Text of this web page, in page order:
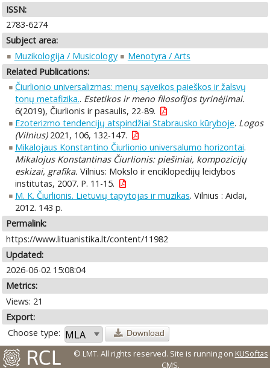
ISSN:
2783-6274
Subject area:
Muzikologija / Musicology
Menotyra / Arts
Related Publications:
Čiurlionio universalizmas: menų sąveikos paieškos ir žalsvų
tonų metafizika.. Estetikos ir meno filosofijos tyrinėjimai.
6(2019), Čiurlionis ir pasaulis, 22-89.
Ezoterizmo tendencijų atspindžiai Stabrausko kūryboje. Logos
(Vilnius)2021, 106, 132-147.
Mikalojaus Konstantino Čiurlionio universalumo horizontai.
Mikalojus Konstantinas Čiurlionis: piešiniai, kompozicijų
eskizai, grafika. Vilnius: Mokslo ir enciklopedijų leidybos
institutas, 2007. P. 11-15.
M. K. Čiurlionis. Lietuvių tapytojas ir muzikas. Vilnius : Aidai,
2012. 143 p.
Permalink:
https://www.lituanistika.lt/content/11982
Updated:
2026-06-02 15:08:04
Metrics:
Views: 21
Export:
Choose type:
Download
© LMT. All rights reserved. Site is running on KUSoftas
CMS.